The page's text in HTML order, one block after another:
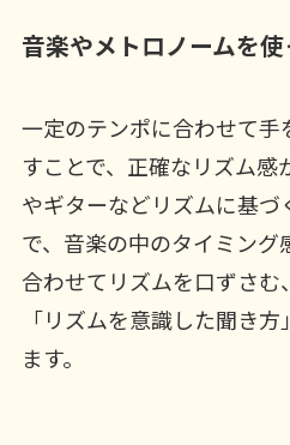
音楽やメトロノームを
一定のテンポに合わせて手
すことで、正確なリズム感
やギターなどリズムに基づ
で、音楽の中のタイミング
合わせてリズムを口ずさ
「リズムを意識した聞き
ます。